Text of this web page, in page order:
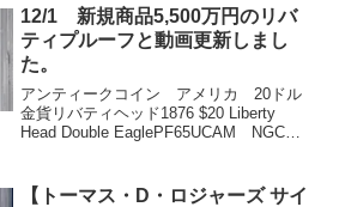
径：33ミリ重さ：7...
12/1 新規商品5,500万円のリバ
ティプルーフと動画更新しまし
た。
アンティークコイン アメリカ 20ドル
金貨リバティヘッド1876 $20 Liberty
Head Double EaglePF65UCAM NGC発
リテン プル...
【トーマス・D・ロジャーズ サイ